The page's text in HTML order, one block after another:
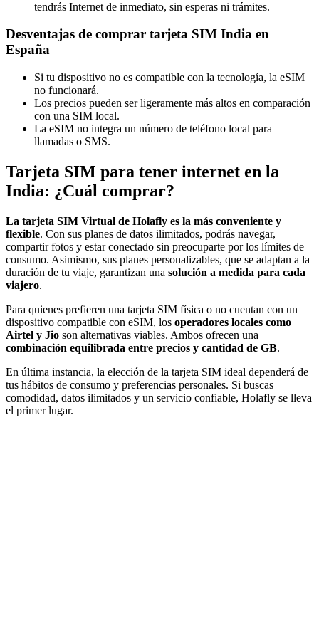
tendrás Internet de inmediato, sin esperas ni trámites.
Desventajas de comprar tarjeta SIM India en
España
Si tu dispositivo no es compatible con la tecnología, la eSIM
no funcionará.
Los precios pueden ser ligeramente más altos en comparación
con una SIM local.
La eSIM no integra un número de teléfono local para
llamadas o SMS.
Tarjeta SIM para tener internet en la
India: ¿Cuál comprar?
La tarjeta SIM Virtual de Holafly es la más conveniente y
flexible. Con sus planes de datos ilimitados, podrás navegar,
compartir fotos y estar conectado sin preocuparte por los límites de
consumo. Asimismo, sus planes personalizables, que se adaptan a la
duración de tu viaje, garantizan una solución a medida para cada
viajero.
Para quienes prefieren una tarjeta SIM física o no cuentan con un
dispositivo compatible con eSIM, los operadores locales como
Airtel y Jio son alternativas viables. Ambos ofrecen una
combinación equilibrada entre precios y cantidad de GB.
En última instancia, la elección de la tarjeta SIM ideal dependerá de
tus hábitos de consumo y preferencias personales. Si buscas
comodidad, datos ilimitados y un servicio confiable, Holafly se lleva
el primer lugar.